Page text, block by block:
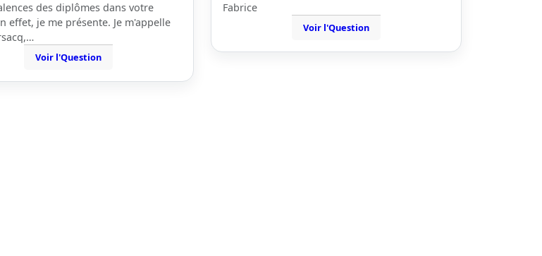
des diplômes dans votre
effet, je me présente. Je m'appelle
Voir l'Question
Fabrice
Voir l'Question